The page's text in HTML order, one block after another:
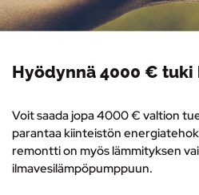
Hyödynnä 4000 € tuki
Voit saada jopa 4000 € valtion
parantaa kiinteistön
remontti on myös lämmityksen
ilmavesilämpöpumppuun.